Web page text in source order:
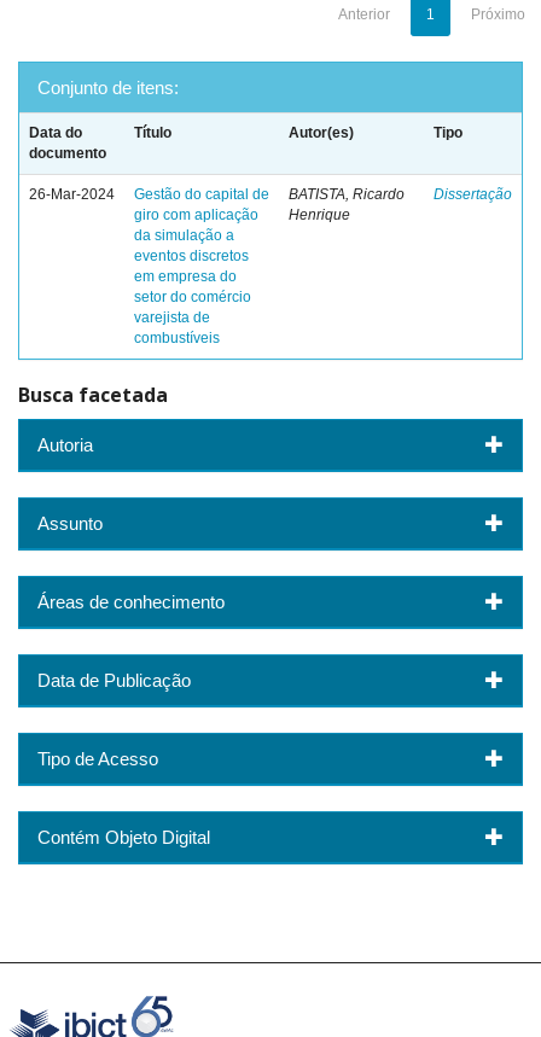
Anterior 1 Próximo
Conjunto de itens:
Data do
documento
Título Autor(es) Tipo
26-Mar-2024
Gestão do capital de
giro com aplicação
da simulação a
eventos discretos
em empresa do
setor do comércio
varejista de
combustíveis
BATISTA, Ricardo
Henrique
Dissertação
Busca facetada
Autoria
Assunto
Áreas de conhecimento
Data de Publicação
Tipo de Acesso
Contém Objeto Digital